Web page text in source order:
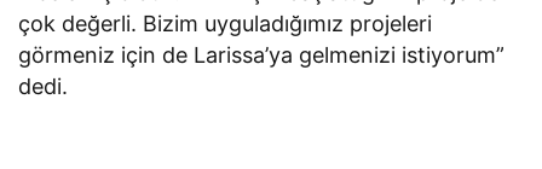
çok değerli. Bizim uyguladığımız projeleri
görmeniz için de Larissa’ya gelmenizi istiyorum”
dedi.